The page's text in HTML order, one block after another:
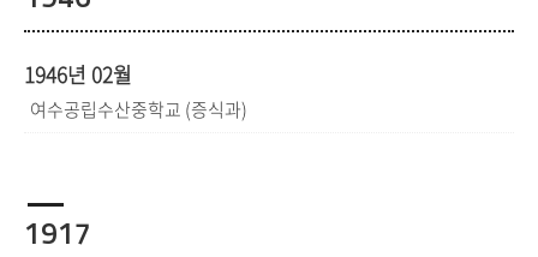
1946년 02월
여수공립수산중학교 (증식과)
1917